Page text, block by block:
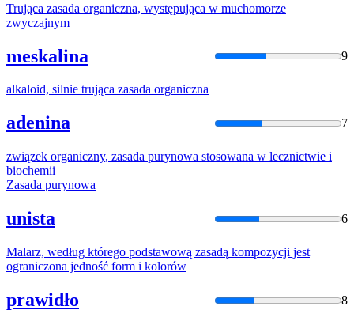
Trująca zasada organiczna, występująca w muchomorze
zwyczajnym
meskalina 9
alkaloid, silnie trująca zasada organiczna
adenina 7
związek organiczny, zasada purynowa stosowana w lecznictwie i
biochemii
Zasada purynowa
unista 6
Malarz, według którego podstawową zasadą kompozycji jest
ograniczona jedność form i kolorów
prawidło 8